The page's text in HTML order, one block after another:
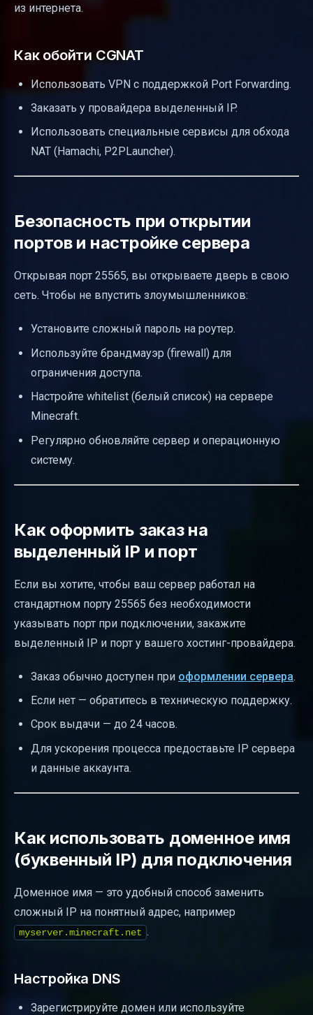
из интернета.
Как обойти CGNAT
Использовать VPN с поддержкой Port Forwarding.
Заказать у провайдера выделенный IP.
Использовать специальные сервисы для обхода
NAT (Hamachi, P2PLauncher).
Безопасность при открытии
портов и настройке сервера
Открывая порт 25565, вы открываете дверь в свою
сеть. Чтобы не впустить злоумышленников:
Установите сложный пароль на роутер.
Используйте брандмауэр (firewall) для
ограничения доступа.
Настройте whitelist (белый список) на сервере
Minecraft.
Регулярно обновляйте сервер и операционную
систему.
Как оформить заказ на
выделенный IP и порт
Если вы хотите, чтобы ваш сервер работал на
стандартном порту 25565 без необходимости
указывать порт при подключении, закажите
выделенный IP и порт у вашего хостинг-провайдера.
Заказ обычно доступен при оформлении сервера.
Если нет — обратитесь в техническую поддержку.
Срок выдачи — до 24 часов.
Для ускорения процесса предоставьте IP сервера
и данные аккаунта.
Как использовать доменное имя
(буквенный IP) для подключения
Доменное имя — это удобный способ заменить
сложный IP на понятный адрес, например
myserver.minecraft.net .
Настройка DNS
Зарегистрируйте домен или используйте